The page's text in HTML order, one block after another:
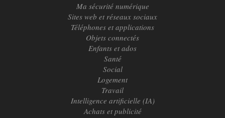
Ma sécurité numérique
Sites web et réseaux sociaux
Téléphones et applications
Objets connectés
Enfants et ados
Santé
Social
Logement
Travail
Intelligence artificielle (IA)
Achats et publicité